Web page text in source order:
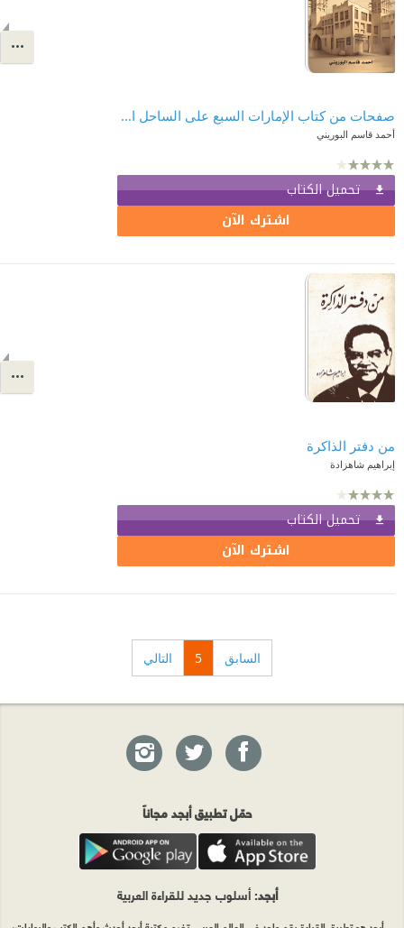
صفحات من كتاب الإمارات السبع على الساحل الأخضر 1957
أحمد قاسم البوريني
تحميل الكتاب
اشترك الآن
من دفتر الذاكرة
إبراهيم شاهزادة
تحميل الكتاب
اشترك الآن
السابق 5 التالي
حمّل تطبيق أبجد مجاناً
أبجد: أسلوب جديد للقراءة العربية